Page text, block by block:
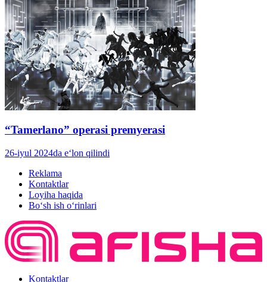
“Tamerlano” operasi premyerasi
26-iyul 2024da e‘lon qilindi
Reklama
Kontaktlar
Loyiha haqida
Bo‘sh ish o‘rinlari
Kontaktlar